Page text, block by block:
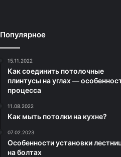
Популярное
15.11.2022
Как соединить потолочные
плинтусы на углах —
процесса
11.08.2022
Как мыть потолки на кухне?
07.02.2023
Особенности установки
на болтах